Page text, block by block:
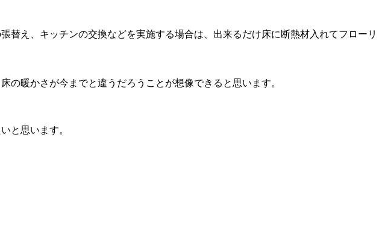
え、キッチンの交換などを実施する場合は、出来るだけ床に断熱材入れてフローリ
暖かさが今までと違うだろうことが想像できると思います。
と思います。